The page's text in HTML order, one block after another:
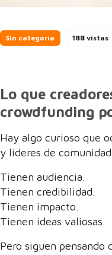
Sin categoría 188 vistas
Lo que
crowdfunding
Hay algo curioso que
y líderes de
Tienen audiencia.
Tienen credibilidad.
Tienen impacto.
Tienen ideas valiosas.
Pero siguen pensando